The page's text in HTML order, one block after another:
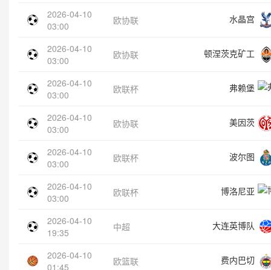
2026-04-10
03:00
欧协联 水晶宫
2026-04-10
03:00
欧协联 顿涅茨克矿工
2026-04-10
03:00
欧联杯 弗赖堡
2026-04-10
03:00
欧协联 美因茨
2026-04-10
03:00
欧联杯 波尔图
2026-04-10
03:00
欧联杯 博洛尼亚
2026-04-10
19:35
中超 大连英博队
2026-04-10
01:45
欧篮联 费内巴切